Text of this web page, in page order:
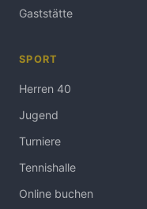
Gaststätte
SPORT
Herren 40
Jugend
Turniere
Tennishalle
Online buchen